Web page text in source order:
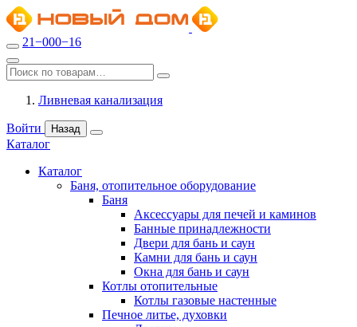
21−000−16
Ливневая канализация
Войти Назад
Каталог
Каталог
Баня, отопительное оборудование
Баня
Аксессуары для печей и каминов
Банные принадлежности
Двери для бань и саун
Камни для бань и саун
Окна для бань и саун
Котлы отопительные
Котлы газовые настенные
Печное литье, духовки